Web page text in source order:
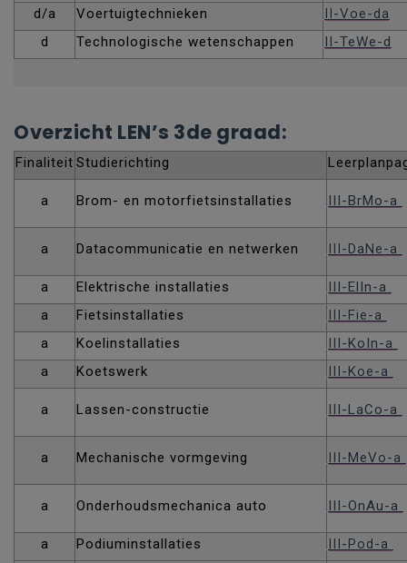
d/a Voertuigtechnieken
II-Voe-da
d
Technologische wetenschappen II-TeWe-d
Overzicht LEN’s 3de graad:
Finaliteit Studierichting
a Brom- en motorfietsinstallaties III-BrMo-a
a Datacommunicatie en netwerken III-DaNe-a
a Elektrische installaties
III-ElIn-a
a
Fietsinstallaties
III-Fie-a
a
Koelinstallaties
III-KoIn-a
a
Koetswerk III-Koe-a
a Lassen-constructie III-LaCo-a
a Mechanische vormgeving III-MeVo-a
a Onderhoudsmechanica auto III-OnAu-a
a Podiuminstallaties III-Pod-a